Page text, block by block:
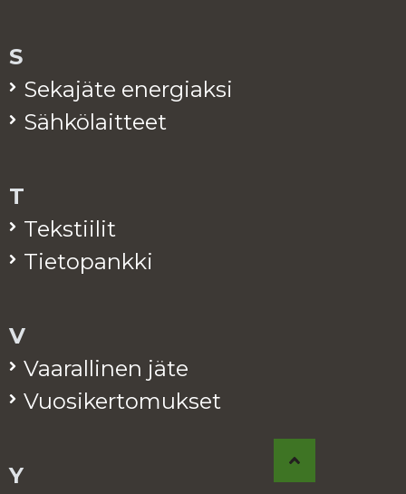
S
Se­ka­jä­te ener­giak­si
Säh­kö­lait­teet
T
Teks­tii­lit
Tie­to­pank­ki
V
Vaa­ral­li­nen jäte
Vuo­si­ker­to­muk­set
Y